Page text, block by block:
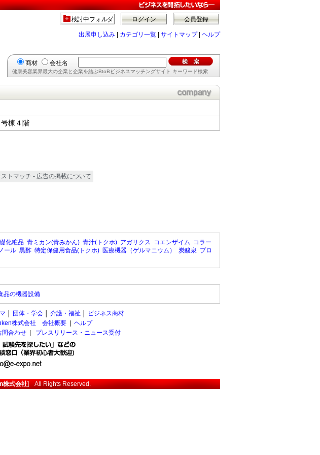
会員登録
ログイン
検討中フォルダ
出展申し込み カテゴリ一覧 サイトマップ| ヘルプ
商材 会社名
健康美容業界最大の企業と企業を結ぶBtoBビジネスマッチングサイト キーワード検索
棟４階
トマッチ - 広告の掲載について
化粧品 青ミカン(青みかん) 青汁(トクホ) アガリクス コエンザイム コラー
ール 黒酢 特定保健用食品(トクホ) 医療機器（ゲルマニウム） 炭酸泉 プロ
品の機器設備
団体・学会 介護・福祉
ビジネス商材
株式会社 会社概要
ヘルプ
問合わせ プレスリリース・ニュース受付
株式会社] All Rights Reserved.